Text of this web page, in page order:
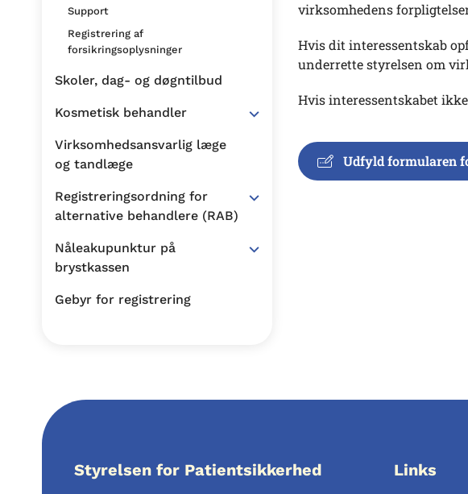
Support
Registrering af
forsikringsoplysninger
Skoler, dag- og døgntilbud
Kosmetisk behandler
Virksomhedsansvarlig læge
og tandlæge
Registreringsordning for
alternative behandlere (RAB)
Nåleakupunktur på
brystkassen
Gebyr for registrering
virksomhedens
Hvis dit interessentskab
underrette styrelsen om
Hvis interessentskabet
Udfyld formularen
Styrelsen for Patientsikkerhed Links